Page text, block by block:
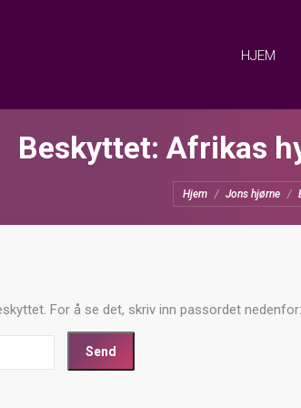
HJEM
Beskyttet: Afrikas
You are here:
Hjem Jons hjørne
For å se det, skriv inn passordet nedenfor: